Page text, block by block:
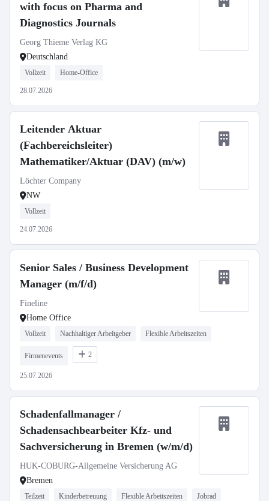
with focus on Pharma and
Diagnostics Journals
Georg Thieme Verlag KG
Deutschland
Vollzeit Home-Office
28.07.2026
Leitender Aktuar
(Fachbereichsleiter)
Mathematiker/Aktuar (DAV) (m/w)
Löchter Company
NW
Vollzeit
24.07.2026
Senior Sales / Business Development
Manager (m/f/d)
Fineline
Home Office
Vollzeit Nachhaltiger Arbeitgeber Flexible Arbeitszeiten
Firmenevents 2
25.07.2026
Schadenfallmanager /
Schadensachbearbeiter Kfz- und
Sachversicherung in Bremen (w/m/d)
HUK-COBURG-Allgemeine Versicherung AG
Bremen
Teilzeit Kinderbetreuung Flexible Arbeitszeiten Jobrad